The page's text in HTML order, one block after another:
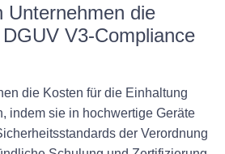
Unternehmen die
V3-Compliance
die Kosten für die Einhaltung
indem sie in hochwertige Geräte
der Verordnung